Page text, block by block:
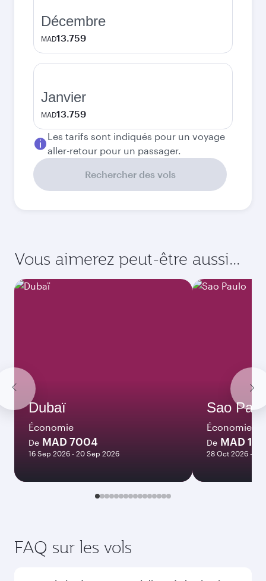
Décembre
MAD13.759
Janvier
MAD13.759
Les tarifs sont indiqués pour un voyage
aller-retour pour un passager.
Rechercher des vols
Vous aimerez peut-être aussi...
Dubaï
Économie
De MAD 7004
16 Sep 2026 - 20 Sep 2026
Sao
Économie
De MAD
28 Oct 2026 - 01
FAQ sur les vols